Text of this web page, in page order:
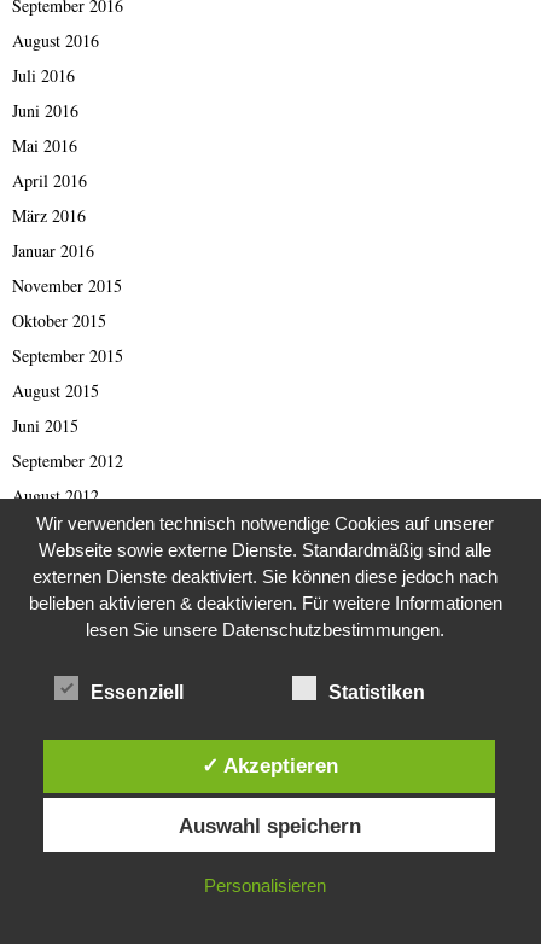
September 2016
August 2016
Juli 2016
Juni 2016
Mai 2016
April 2016
März 2016
Januar 2016
November 2015
Oktober 2015
September 2015
August 2015
Juni 2015
September 2012
August 2012
Juli 2012
Mai 2012
April 2012
Januar 2012
Dezember 2011
November 2011
Diese Website verwendet Cookies. Durch die weitere Nutzung dieser
Website stimmst du der Verwendung von Cookies zu.
IN ORDNUNG
Wir verwenden technisch notwendige Cookies auf unserer
Webseite sowie externe Dienste. Standardmäßig sind alle
externen Dienste deaktiviert. Sie können diese jedoch nach
belieben aktivieren & deaktivieren. Für weitere Informationen
lesen Sie unsere Datenschutzbestimmungen.
Essenziell Statistiken
✓ Akzeptieren
Auswahl speichern
Personalisieren